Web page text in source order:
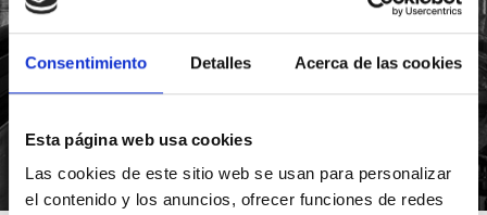
Consentimiento Detalles Acerca de las cookies
Esta página web usa cookies
Las cookies de este sitio web se usan para personalizar
el contenido y los anuncios, ofrecer funciones de redes
*Suscribiéndote aceptas nuestra política de privacidad